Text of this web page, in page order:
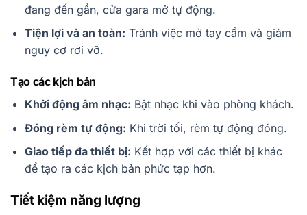
đang đến gần, cửa gara mở tự động.
Tiện lợi và an toàn: Tránh việc mở tay cầm và giảm
nguy cơ rơi vỡ.
Tạo các kịch bản
Khởi động âm nhạc: Bật nhạc khi vào phòng khách.
Đóng rèm tự động: Khi trời tối, rèm tự động đóng.
Giao tiếp đa thiết bị: Kết hợp với các thiết bị khác
để tạo ra các kịch bản phức tạp hơn.
Tiết kiệm năng lượng